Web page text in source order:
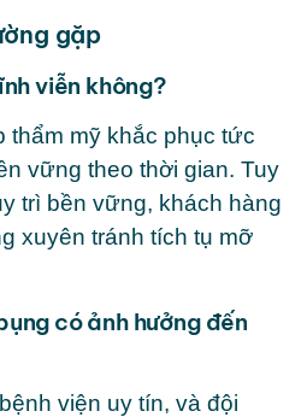
gặp
viễn không?
mỹ khắc phục tức
vững theo thời gian. Tuy
trì bền vững, khách hàng
xuyên tránh tích tụ mỡ
có ảnh hưởng đến
bệnh viện uy tín, và đội